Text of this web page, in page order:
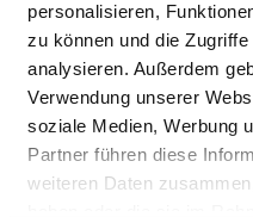
personalisieren,
zu können und die
analysieren. Außerdem
Verwendung unserer
soziale Medien, Werbung
Partner führen diese
weiteren Daten
Informationen und
Fachabteilung